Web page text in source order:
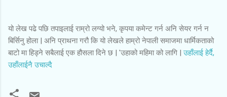
यो लेख पढे पछि तपाइलाई राम्रो लग्यो भने, कृपया कमेन्ट गर्न अनि सेयर गर्न न
बिर्सिनु होला | अनि प्राथना गरौ कि यो लेखले हाम्रो नेपाली समाजमा धार्मिकताको
बाटो मा हिड्ने सबैलाई एक हौसला दिने छ | 'उहाको महिमा को लागि | उहाँलाई हेर्दै,
उहाँलाईनै उचाल्दै